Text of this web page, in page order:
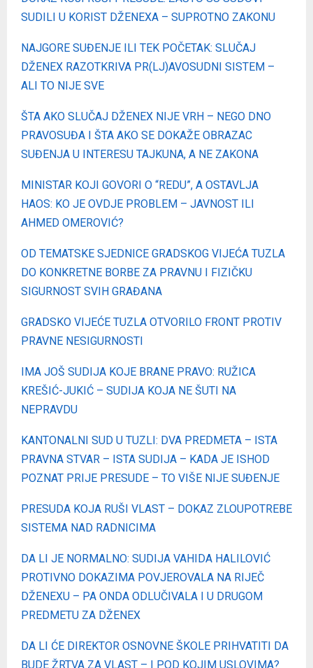
SUDILI U KORIST DŽENEXA – SUPROTNO ZAKONU
NAJGORE SUĐENJE ILI TEK POČETAK: SLUČAJ
DŽENEX RAZOTKRIVA PR(LJ)AVOSUDNI SISTEM –
ALI TO NIJE SVE
ŠTA AKO SLUČAJ DŽENEX NIJE VRH – NEGO DNO
PRAVOSUĐA I ŠTA AKO SE DOKAŽE OBRAZAC
SUĐENJA U INTERESU TAJKUNA, A NE ZAKONA
MINISTAR KOJI GOVORI O “REDU”, A OSTAVLJA
HAOS: KO JE OVDJE PROBLEM – JAVNOST ILI
AHMED OMEROVIĆ?
OD TEMATSKE SJEDNICE GRADSKOG VIJEĆA TUZLA
DO KONKRETNE BORBE ZA PRAVNU I FIZIČKU
SIGURNOST SVIH GRAĐANA
GRADSKO VIJEĆE TUZLA OTVORILO FRONT PROTIV
PRAVNE NESIGURNOSTI
IMA JOŠ SUDIJA KOJE BRANE PRAVO: RUŽICA
KREŠIĆ-JUKIĆ – SUDIJA KOJA NE ŠUTI NA
NEPRAVDU
KANTONALNI SUD U TUZLI: DVA PREDMETA – ISTA
PRAVNA STVAR – ISTA SUDIJA – KADA JE ISHOD
POZNAT PRIJE PRESUDE – TO VIŠE NIJE SUĐENJE
PRESUDA KOJA RUŠI VLAST – DOKAZ ZLOUPOTREBE
SISTEMA NAD RADNICIMA
DA LI JE NORMALNO: SUDIJA VAHIDA HALILOVIĆ
PROTIVNO DOKAZIMA POVJEROVALA NA RIJEČ
DŽENEXU – PA ONDA ODLUČIVALA I U DRUGOM
PREDMETU ZA DŽENEX
DA LI ĆE DIREKTOR OSNOVNE ŠKOLE PRIHVATITI DA
BUDE ŽRTVA ZA VLAST – I POD KOJIM USLOVIMA?